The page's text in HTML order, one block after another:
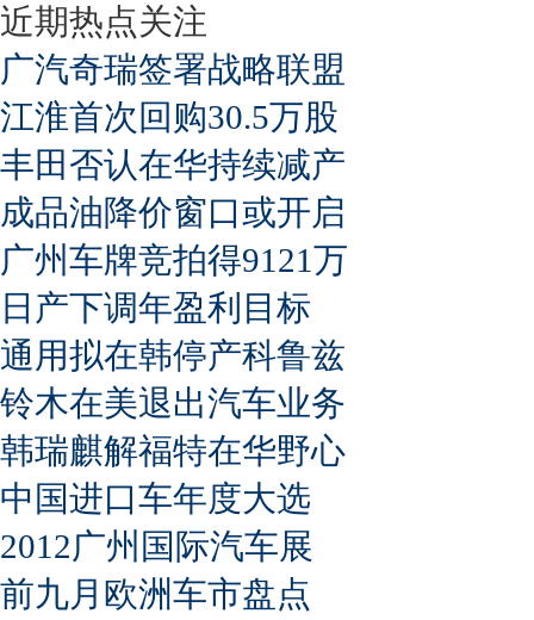
近期热点关注
广汽奇瑞签署战略联盟
江淮首次回购30.5万股
丰田否认在华持续减产
成品油降价窗口或开启
广州车牌竞拍得9121万
日产下调年盈利目标
通用拟在韩停产科鲁兹
铃木在美退出汽车业务
韩瑞麒解福特在华野心
中国进口车年度大选
2012广州国际汽车展
前九月欧洲车市盘点